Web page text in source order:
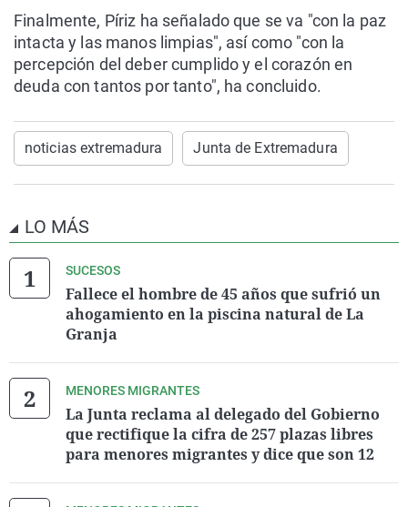
Finalmente, Píriz ha señalado que se va "con la paz
intacta y las manos limpias", así como "con la
percepción del deber cumplido y el corazón en
deuda con tantos por tanto", ha concluido.
noticias extremadura Junta de Extremadura
LO MÁS
SUCESOS
Fallece el hombre de 45 años que sufrió un
ahogamiento en la piscina natural de La
Granja
MENORES MIGRANTES
La Junta reclama al delegado del Gobierno
que rectifique la cifra de 257 plazas libres
para menores migrantes y dice que son 12